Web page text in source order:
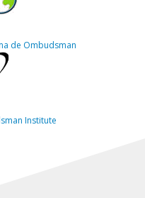
de Ombudsman
Institute